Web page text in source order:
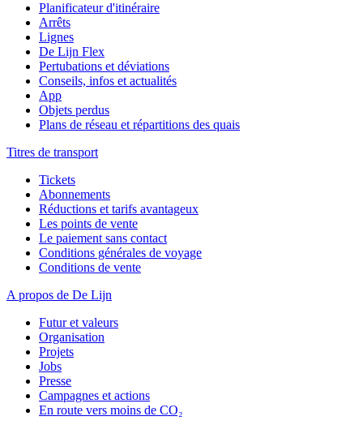
Planificateur d'itinéraire
Arrêts
Lignes
De Lijn Flex
Pertubations et déviations
Conseils, infos et actualités
App
Objets perdus
Plans de réseau et répartitions des quais
Titres de transport
Tickets
Abonnements
Réductions et tarifs avantageux
Les points de vente
Le paiement sans contact
Conditions générales de voyage
Conditions de vente
A propos de De Lijn
Futur et valeurs
Organisation
Projets
Jobs
Presse
Campagnes et actions
En route vers moins de CO₂